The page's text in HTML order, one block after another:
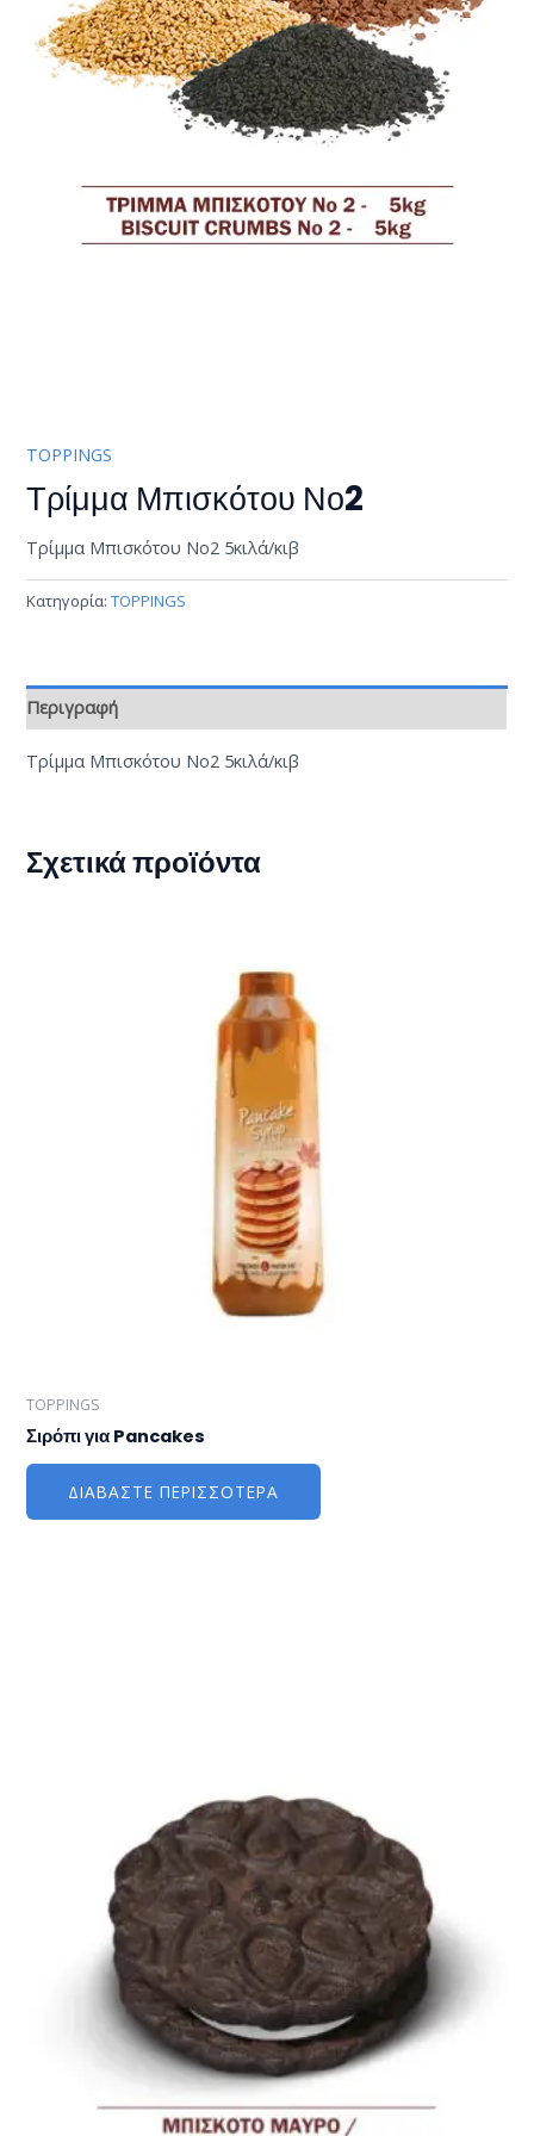
TOPPINGS
Τρίμμα Μπισκότου Νο2
Τρίμμα Μπισκότου Νο2 5κιλά/κιβ
Κατηγορία:TOPPINGS
Περιγραφή
Τρίμμα Μπισκότου Νο2 5κιλά/κιβ
Σχετικά προϊόντα
TOPPINGS
Σιρόπι για Pancakes
ΔΙΑΒΆΣΤΕ ΠΕΡΙΣΣΌΤΕΡΑ